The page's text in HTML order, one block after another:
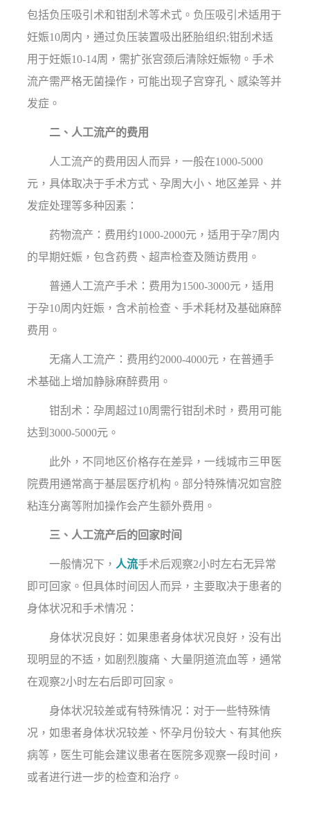
包括负压吸引术和钳刮术等术式。负压吸引术适用于
妊娠10周内，通过负压装置吸出胚胎组织;钳刮术适
用于妊娠10-14周，需扩张宫颈后清除妊娠物。手术
流产需严格无菌操作，可能出现子宫穿孔、感染等并
发症。
二、人工流产的费用
人工流产的费用因人而异，一般在1000-5000
元，具体取决于手术方式、孕周大小、地区差异、并
发症处理等多种因素：
药物流产：费用约1000-2000元，适用于孕7周内
的早期妊娠，包含药费、超声检查及随访费用。
普通人工流产手术：费用为1500-3000元，适用
于孕10周内妊娠，含术前检查、手术耗材及基础麻醉
费用。
无痛人工流产：费用约2000-4000元，在普通手
术基础上增加静脉麻醉费用。
钳刮术：孕周超过10周需行钳刮术时，费用可能
达到3000-5000元。
此外，不同地区价格存在差异，一线城市三甲医
院费用通常高于基层医疗机构。部分特殊情况如宫腔
粘连分离等附加操作会产生额外费用。
三、人工流产后的回家时间
一般情况下， 人流手术后观察2小时左右无异常
即可回家。但具体时间因人而异，主要取决于患者的
身体状况和手术情况：
身体状况良好：如果患者身体状况良好，没有出
现明显的不适，如剧烈腹痛、大量阴道流血等，通常
在观察2小时左右后即可回家。
身体状况较差或有特殊情况：对于一些特殊情
况，如患者身体状况较差、怀孕月份较大、有其他疾
病等，医生可能会建议患者在医院多观察一段时间，
或者进行进一步的检查和治疗。